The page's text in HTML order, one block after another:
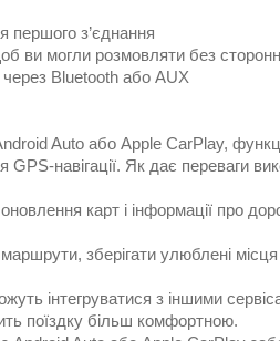
першого з’єднання
ви могли розмовляти без
Bluetooth або AUX
Auto або Apple CarPlay,
навігації. Як дає переваги
карт і інформації про
зберігати улюблені
інтегруватися з іншими
поїздку більш комфортною.